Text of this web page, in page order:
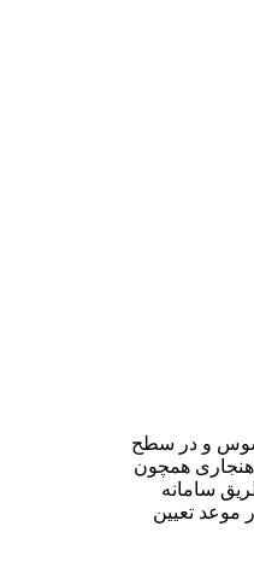
و در سطح
همچون
سامانه
موعد تعیین